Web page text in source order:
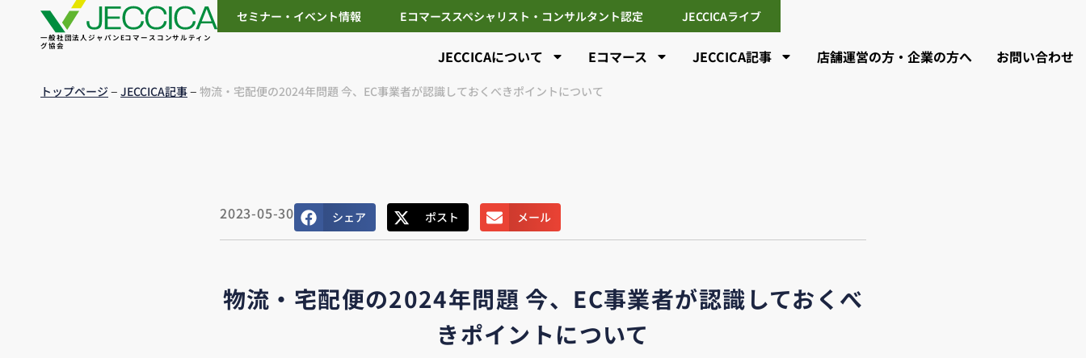
一般社団法人ジャパンEコマースコンサルティン
グ協会
セミナー・イベント情報 Eコマーススペシャリスト・コンサルタント認定 JECCICAライブ
JECCICAについて Eコマース JECCICA記事 店舗運営の方・企業の方へ お問い合わせ
トップページ– JECCICA記事– 物流・宅配便の2024年問題 今、EC事業者が認識しておくべきポイントについて
2023-05-30 シェア ポスト メール
物流・宅配便の2024年問題 今、EC事業者が認識しておくべ
きポイントについて